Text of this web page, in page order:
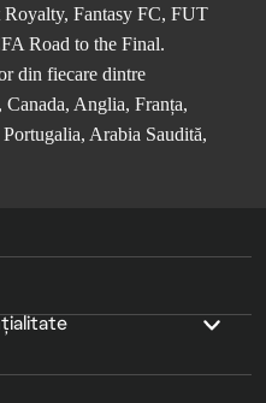
Fantasy FC, FUT
Road to the Final.
din fiecare dintre
Anglia, Franța,
Arabia Saudită,